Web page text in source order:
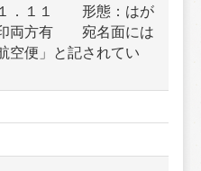
．１１　　形態：はが
両方有　　宛名面には
空便」と記されてい